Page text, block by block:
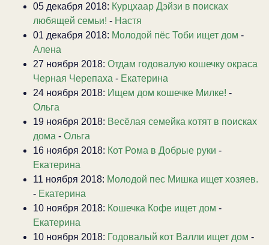
05 декабря 2018: Курцхаар Дэйзи в поисках
любящей семьи! - Настя
01 декабря 2018: Молодой пёс Тоби ищет дом -
Алена
27 ноября 2018: Отдам годовалую кошечку окраса
Черная Черепаха - Екатерина
24 ноября 2018: Ищем дом кошечке Милке! -
Ольга
19 ноября 2018: Весёлая семейка котят в поисках
дома - Ольга
16 ноября 2018: Кот Рома в Добрые руки -
Екатерина
11 ноября 2018: Молодой пес Мишка ищет хозяев.
- Екатерина
10 ноября 2018: Кошечка Кофе ищет дом -
Екатерина
10 ноября 2018: Годовалый кот Валли ищет дом -